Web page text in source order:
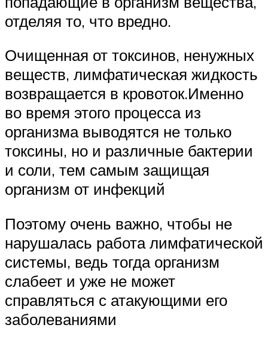
отделяя то, что вредно.
Очищенная от токсинов, ненужных
веществ, лимфатическая жидкость
возвращается в кровоток.Именно
во время этого процесса из
организма выводятся не только
токсины, но и различные бактерии
и соли, тем самым защищая
организм от инфекций
Поэтому очень важно, чтобы не
нарушалась работа лимфатической
системы, ведь тогда организм
слабеет и уже не может
справляться с атакующими его
заболеваниями